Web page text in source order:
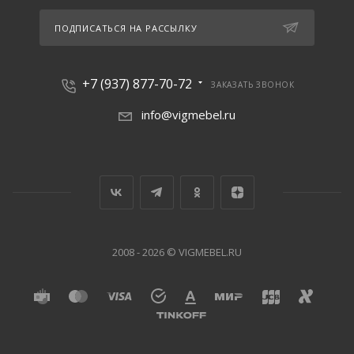
ПОДПИСАТЬСЯ НА РАССЫЛКУ
+7 (937) 877-70-72 ЗАКАЗАТЬ ЗВОНОК
info@vigmebel.ru
2008 - 2026 © VIGMEBEL.RU